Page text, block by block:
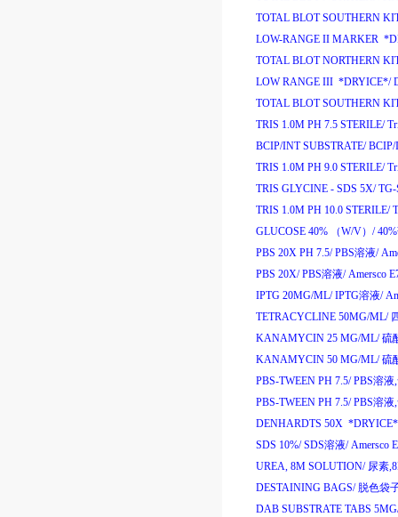
TOTAL BLOT SOUTHERN
LOW-RANGE II MARKER
TOTAL BLOT NORTHERN
LOW RANGE III *DRYICE*/
TOTAL BLOT SOUTHERN
TRIS 1.0M PH 7.5 STERILE/
BCIP/INT SUBSTRATE/
TRIS 1.0M PH 9.0 STERILE/
TRIS GLYCINE - SDS 5X/ TG-
TRIS 1.0M PH 10.0 STERILE/
GLUCOSE 40% （W/V）/ 40%
PBS 20X PH 7.5/ PBS溶液/
PBS 20X/ PBS溶液/ Amersco
IPTG 20MG/ML/ IPTG溶液/
TETRACYCLINE 50MG/ML/
KANAMYCIN 25 MG/ML/ 硫
KANAMYCIN 50 MG/ML/ 硫
PBS-TWEEN PH 7.5/ PBS溶液,
PBS-TWEEN PH 7.5/ PBS溶液,
DENHARDTS 50X
SDS 10%/ SDS溶液/ Amersco
UREA, 8M SOLUTION/ 尿素
DESTAINING BAGS/ 脱色袋
DAB SUBSTRATE TABS